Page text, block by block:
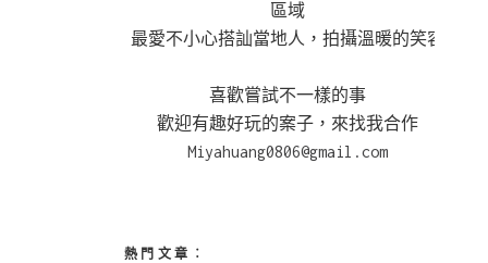
區域
最愛不小心搭訕當地人，拍攝溫暖的笑容
喜歡嘗試不一樣的事
歡迎有趣好玩的案子，來找我合作
Miyahuang0806@gmail.com
熱門文章︰